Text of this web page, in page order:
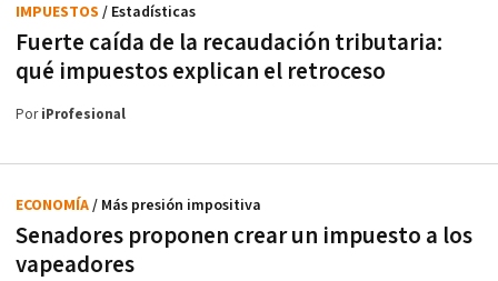
Fuerte caída de la recaudación tributaria:
qué impuestos explican el retroceso
IMPUESTOS / Estadísticas
PoriProfesional
Senadores proponen crear un impuesto a los
vapeadores
ECONOMÍA/ Más presión impositiva